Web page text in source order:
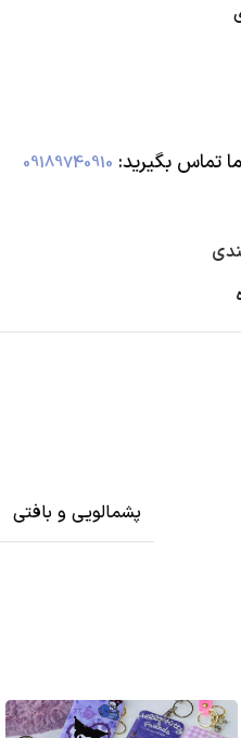
تماس بگیرید:‌ 09189740910
پشمالویی و بافتی